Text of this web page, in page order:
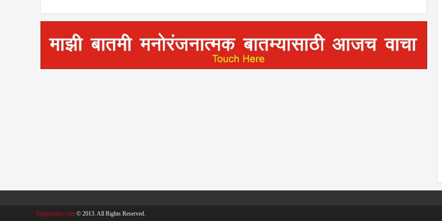
Tuljapurlive.com © 2013. All Rights Reserved.